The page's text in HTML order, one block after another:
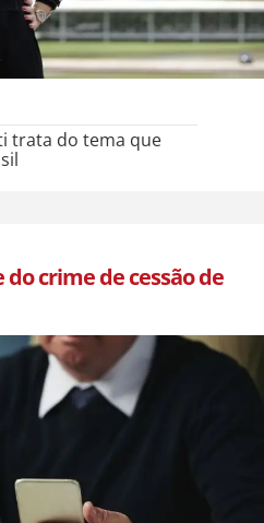
trata do tema que
crime de cessão de